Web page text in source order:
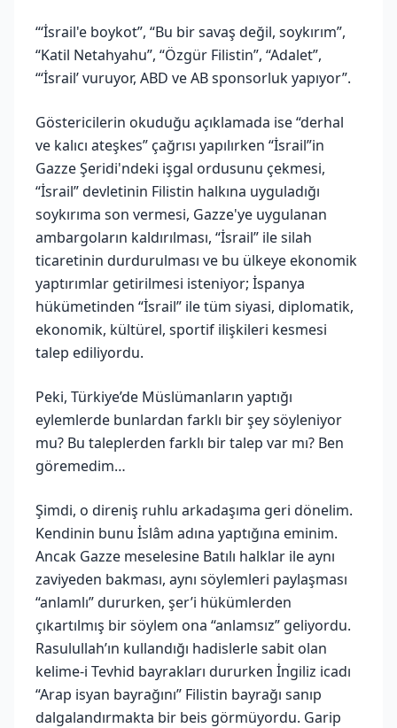
“‘İsrail'e boykot”, “Bu bir savaş değil, soykırım”,
“Katil Netahyahu”, “Özgür Filistin”, “Adalet”,
“‘İsrail’ vuruyor, ABD ve AB sponsorluk yapıyor”.
Göstericilerin okuduğu açıklamada ise “derhal
ve kalıcı ateşkes” çağrısı yapılırken “İsrail”in
Gazze Şeridi'ndeki işgal ordusunu çekmesi,
“İsrail” devletinin Filistin halkına uyguladığı
soykırıma son vermesi, Gazze'ye uygulanan
ambargoların kaldırılması, “İsrail” ile silah
ticaretinin durdurulması ve bu ülkeye ekonomik
yaptırımlar getirilmesi isteniyor; İspanya
hükümetinden “İsrail” ile tüm siyasi, diplomatik,
ekonomik, kültürel, sportif ilişkileri kesmesi
talep ediliyordu.
Peki, Türkiye’de Müslümanların yaptığı
eylemlerde bunlardan farklı bir şey söyleniyor
mu? Bu taleplerden farklı bir talep var mı? Ben
göremedim…
Şimdi, o direniş ruhlu arkadaşıma geri dönelim.
Kendinin bunu İslâm adına yaptığına eminim.
Ancak Gazze meselesine Batılı halklar ile aynı
zaviyeden bakması, aynı söylemleri paylaşması
“anlamlı” dururken, şer’i hükümlerden
çıkartılmış bir söylem ona “anlamsız” geliyordu.
Rasulullah’ın kullandığı hadislerle sabit olan
kelime-i Tevhid bayrakları dururken İngiliz icadı
“Arap isyan bayrağını” Filistin bayrağı sanıp
dalgalandırmakta bir beis görmüyordu. Garip